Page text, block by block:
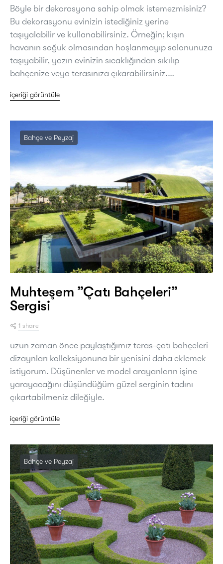
Böyle bir dekorasyona sahip olmak istemezmisiniz?
Bu dekorasyonu evinizin istediğiniz yerine
taşıyalabilir ve kullanabilirsiniz. Örneğin; kışın
havanın soğuk olmasından hoşlanmayıp salonunuza
taşıyabilir, yazın evinizin sıcaklığından sıkılıp
bahçenize veya terasınıza çıkarabilirsiniz.…
içeriği görüntüle
Bahçe ve Peyzaj
Muhteşem ”Çatı Bahçeleri”
Sergisi
1 share
uzun zaman önce paylaştığımız teras-çatı bahçeleri
dizaynları kolleksiyonuna bir yenisini daha eklemek
istiyorum. Düşünenler ve model arayanların işine
yarayacağını düşündüğüm güzel serginin tadını
çıkartabilmeniz dileğiyle.
içeriği görüntüle
Bahçe ve Peyzaj